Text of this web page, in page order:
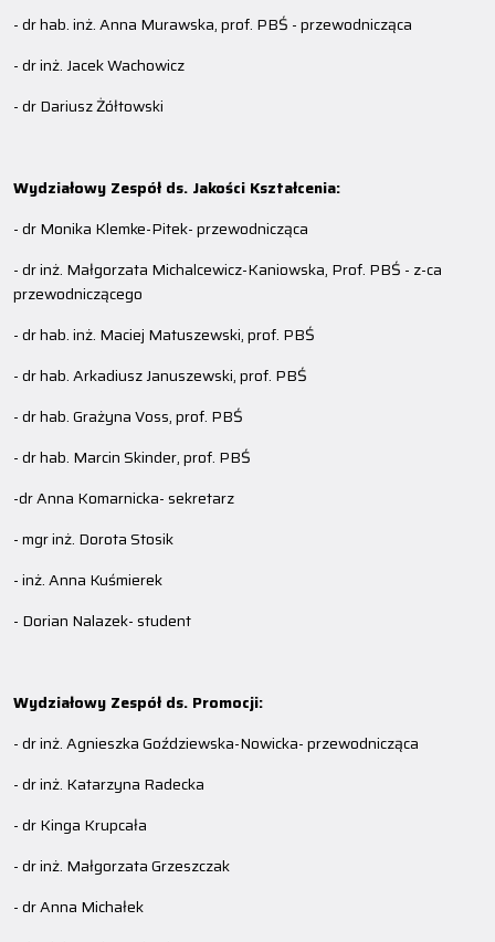
- dr hab. inż. Anna Murawska, prof. PBŚ - przewodnicząca
- dr inż. Jacek Wachowicz
- dr Dariusz Żółtowski
Wydziałowy Zespół ds. Jakości Kształcenia:
- dr Monika Klemke-Pitek- przewodnicząca
- dr inż. Małgorzata Michalcewicz-Kaniowska, Prof. PBŚ - z-ca
przewodniczącego
- dr hab. inż. Maciej Matuszewski, prof. PBŚ
- dr hab. Arkadiusz Januszewski, prof. PBŚ
- dr hab. Grażyna Voss, prof. PBŚ
- dr hab. Marcin Skinder, prof. PBŚ
-dr Anna Komarnicka- sekretarz
- mgr inż. Dorota Stosik
- inż. Anna Kuśmierek
- Dorian Nalazek- student
Wydziałowy Zespół ds. Promocji:
- dr inż. Agnieszka Goździewska-Nowicka- przewodnicząca
- dr inż. Katarzyna Radecka
- dr Kinga Krupcała
- dr inż. Małgorzata Grzeszczak
- dr Anna Michałek